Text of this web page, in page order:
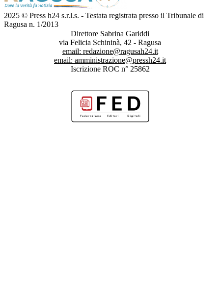
2025 © Press h24 s.r.l.s. - Testata registrata presso il Tribunale di
Ragusa n. 1/2013
Direttore Sabrina Gariddi
via Felicia Schininà, 42 - Ragusa
email: redazione@ragusah24.it
email: amministrazione@pressh24.it
Iscrizione ROC n° 25862